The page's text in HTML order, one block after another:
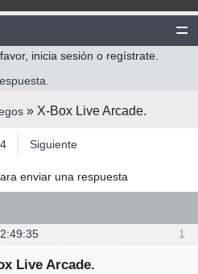
inicia sesión o regístrate.
» X-Box Live Arcade.
4 Siguiente
enviar una respuesta
1
Live Arcade.